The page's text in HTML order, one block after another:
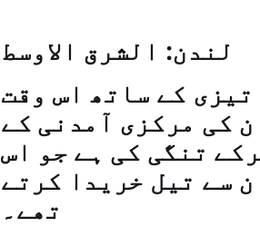
لندن: الشرق الاوسط
کے ساتھ اس وقت
کی مرکزی آمدنی کے
تنگی کی ہے جو اس
سے تیل خریدا کرتے
تھے۔